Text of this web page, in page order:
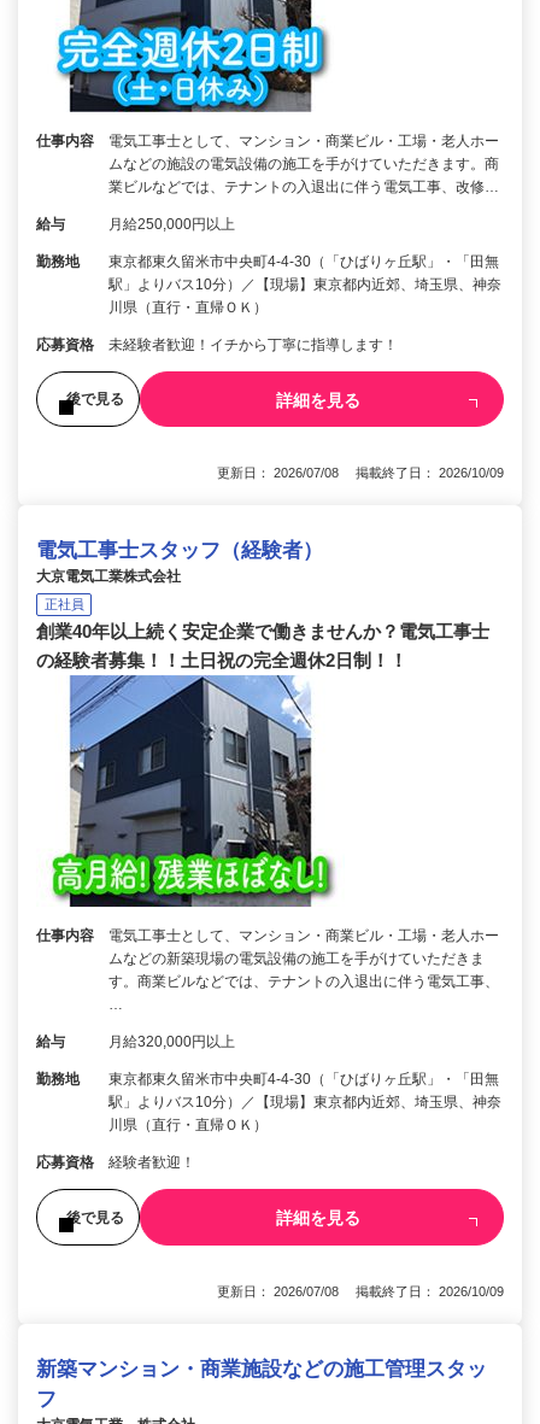
仕事内容
電気工事士として、マンション・商業ビル・工場・老人ホー
ムなどの施設の電気設備の施工を手がけていただきます。商
業ビルなどでは、テナントの入退出に伴う電気工事、改修…
給与 月給250,000円以上
勤務地
東京都東久留米市中央町4-4-30（「ひばりヶ丘駅」・「田無
駅」よりバス10分）／【現場】東京都内近郊、埼玉県、神奈
川県（直行・直帰ＯＫ）
応募資格 未経験者歓迎！イチから丁寧に指導します！
後で見る 詳細を見る
更新日： 2026/07/08 掲載終了日： 2026/10/09
電気工事士スタッフ（経験者）
大京電気工業株式会社
正社員
創業40年以上続く安定企業で働きませんか？電気工事士
の経験者募集！！土日祝の完全週休2日制！！
仕事内容
電気工事士として、マンション・商業ビル・工場・老人ホー
ムなどの新築現場の電気設備の施工を手がけていただきま
す。商業ビルなどでは、テナントの入退出に伴う電気工事、
…
給与 月給320,000円以上
勤務地
東京都東久留米市中央町4-4-30（「ひばりヶ丘駅」・「田無
駅」よりバス10分）／【現場】東京都内近郊、埼玉県、神奈
川県（直行・直帰ＯＫ）
応募資格 経験者歓迎！
後で見る 詳細を見る
更新日： 2026/07/08 掲載終了日： 2026/10/09
新築マンション・商業施設などの施工管理スタッ
フ